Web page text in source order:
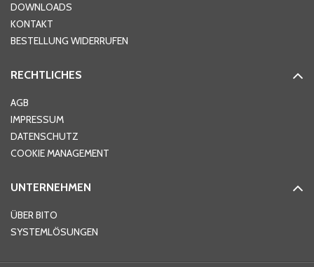
Ort*
Telefon
DOWNLOADS
KONTAKT
BESTELLUNG WIDERRUFEN
RECHTLICHES
AGB
IMPRESSUM
DATENSCHUTZ
COOKIE MANAGEMENT
UNTERNEHMEN
ÜBER BITO
SYSTEMLÖSUNGEN